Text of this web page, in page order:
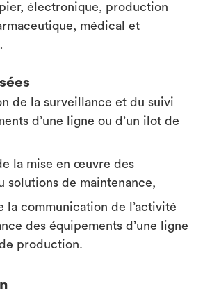
électronique, production
médical et
de la surveillance et du suivi
d’une ligne ou d’un ilot de
la mise en œuvre des
solutions de maintenance,
la communication de l’activité
des équipements d’une ligne
production.